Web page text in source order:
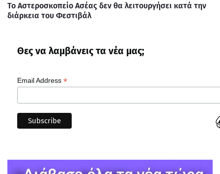
Το Αστεροσκοπείο Ασέας δεν θα λειτουργήσει κατά την
διάρκεια του Φεστιβάλ
Θες να λαμβάνεις τα νέα μας;
Email Address *